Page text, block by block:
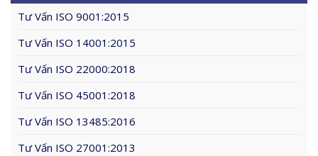
Tư Vấn ISO 9001:2015
Tư Vấn ISO 14001:2015
Tư Vấn ISO 22000:2018
Tư Vấn ISO 45001:2018
Tư Vấn ISO 13485:2016
Tư Vấn ISO 27001:2013